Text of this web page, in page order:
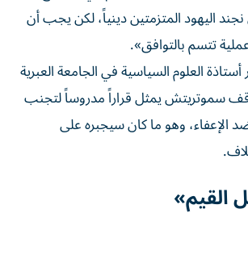
اليهود المتزمتين دينياً، لكن يجب أن
تتسم بالتوافق».
العلوم السياسية في الجامعة العبرية
‌سموتريتش يمثل قراراً مدروساً لتجنب
الإعفاء، وهو ما كان سيجبره على
القيم»